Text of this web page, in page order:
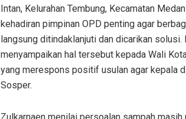
Intan, Kelurahan Tembung, Kecamatan
kehadiran pimpinan OPD penting agar
langsung ditindaklanjuti dan dicarikan solusi.
menyampaikan hal tersebut kepada Wali
yang merespons positif usulan agar kepala
Sosper.